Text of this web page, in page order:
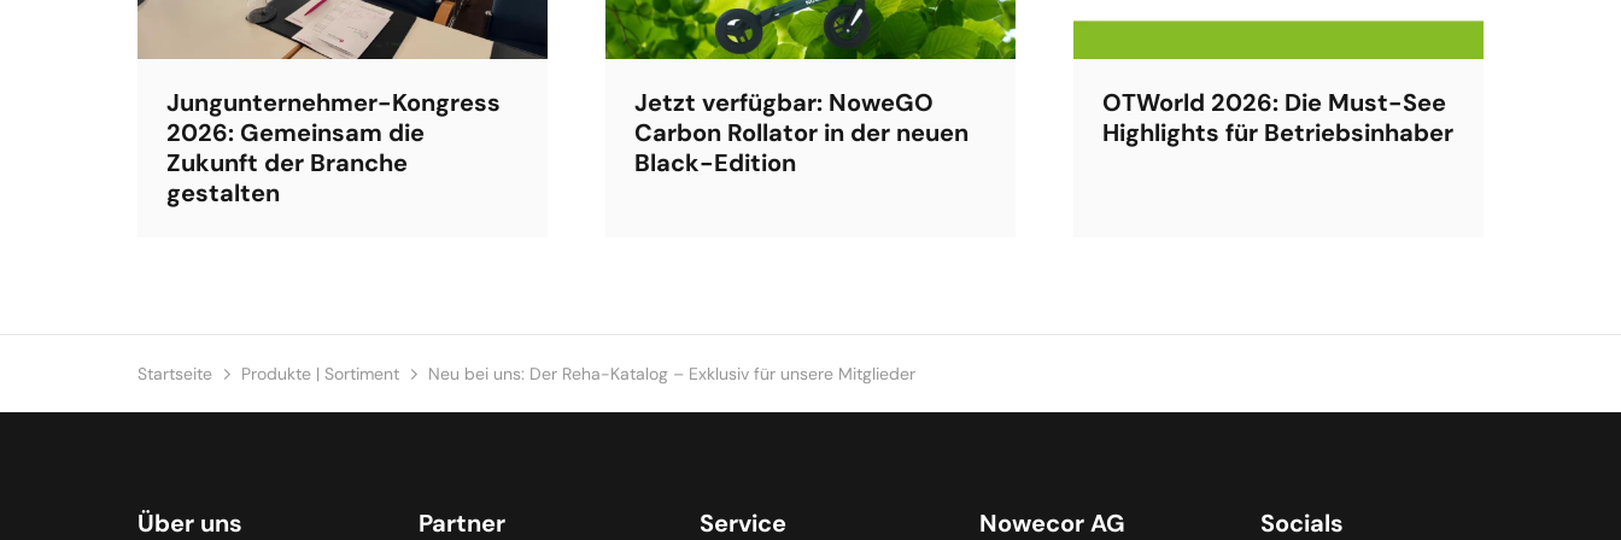
Jungunternehmer-Kongress
2026: Gemeinsam die
Zukunft der Branche
gestalten
Jetzt verfügbar: NoweGO
Carbon Rollator in der neuen
Black-Edition
OTWorld 2026: Die Must-See
Highlights für Betriebsinhaber
Startseite Produkte | Sortiment Neu bei uns: Der Reha-Katalog – Exklusiv für unsere Mitglieder
Über uns Partner Service Nowecor AG Socials